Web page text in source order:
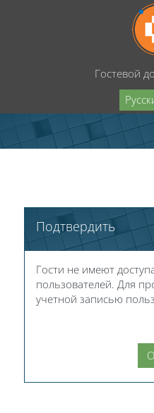
Перейти к основному
Гостевой
Подтвердить
Гости не имеют
пользователей. Для
учетной записью